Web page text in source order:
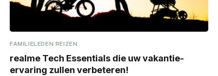
FAMILIELEDEN REIZEN
realme Tech Essentials die uw vakantie-
ervaring zullen verbeteren!